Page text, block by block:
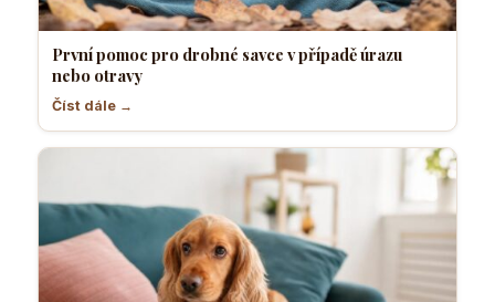
První pomoc pro drobné savce v případě úrazu
nebo otravy
Číst dále →